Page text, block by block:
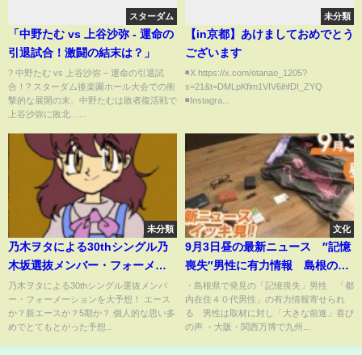
スターダム
「中野たむ vs 上谷沙弥 - 運命の
引退試合！激闘の結末は？」
? 中野たむ vs 上谷沙弥 – 運命の引退試
合！? スターダム後楽園ホール大会での衝
撃的な展開の末、中野たむは敗者復活戦で
上谷沙弥に敗北…...
未分類
【in京都】あけましておめでとう
ございます
◾️X https://x.com/otanao_1205?
s=21&t=DMLpKflm1VIV6ihfDI_ZYQ
◾️Instagra...
未分類
乃木ヲタによる30thシングル乃
木坂選抜メンバー・フォーメー
ション大予想！
乃木ヲタによる30thシングル選抜メンバ
ー・フォーメーションを大予想！ エース
か？新エースか？5期か？ 個人的な思い多
めでとてもとがった予想...
文化
9月3日昼の最新ニュース ″記憶
喪失″男性に有力情報 島根の山
中でみつかり大阪で保護 万博
で九州グルメ堪能【ABCニュー
ス】
・島根県で発見の「記憶喪失」男性 「都
内在住４０代男性」の有力情報寄せられ
る 男性は取材に対し「大きな前進」喜び
の声 ・大阪・関西万博で九州...